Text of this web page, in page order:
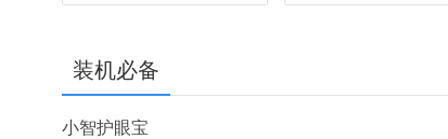
装机必备
小智护眼宝